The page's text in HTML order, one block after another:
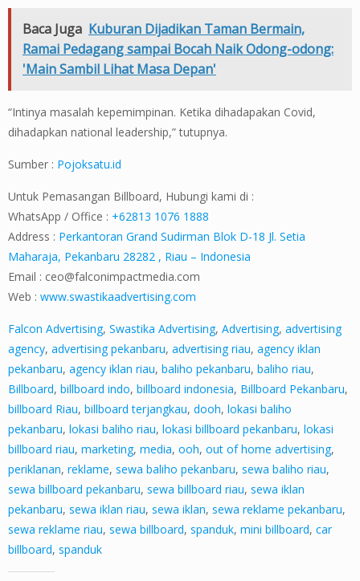
Baca Juga Kuburan Dijadikan Taman Bermain,
Ramai Pedagang sampai Bocah Naik Odong-odong:
'Main Sambil Lihat Masa Depan'
“Intinya masalah kepemimpinan. Ketika dihadapakan Covid,
dihadapkan national leadership,” tutupnya.
Sumber : Pojoksatu.id
Untuk Pemasangan Billboard, Hubungi kami di :
WhatsApp / Office : +62813 1076 1888
Address : Perkantoran Grand Sudirman Blok D-18 Jl. Setia
Maharaja, Pekanbaru 28282 , Riau – Indonesia
Email : ceo@falconimpactmedia.com
Web : www.swastikaadvertising.com
Falcon Advertising, Swastika Advertising, Advertising, advertising
agency, advertising pekanbaru, advertising riau, agency iklan
pekanbaru, agency iklan riau, baliho pekanbaru, baliho riau,
Billboard, billboard indo, billboard indonesia, Billboard Pekanbaru,
billboard Riau, billboard terjangkau, dooh, lokasi baliho
pekanbaru, lokasi baliho riau, lokasi billboard pekanbaru, lokasi
billboard riau, marketing, media, ooh, out of home advertising,
periklanan, reklame, sewa baliho pekanbaru, sewa baliho riau,
sewa billboard pekanbaru, sewa billboard riau, sewa iklan
pekanbaru, sewa iklan riau, sewa iklan, sewa reklame pekanbaru,
sewa reklame riau, sewa billboard, spanduk, mini billboard, car
billboard, spanduk